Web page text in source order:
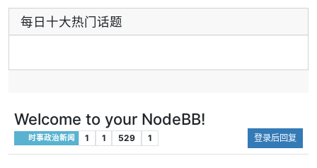
细节涉及是否附加收费。
关键结果：通行条款成最敏感议题之一。
内容总结：通行安排决定停火可执行性。
认为部分条件“不合理”，对外部设定条款保持强
内容总结：窗口仍在，但共识不足。
4）乌克兰先核实俄方短暂停火提议：路透称乌
方将先向美方团队核对方案细节，再决定是否接
受。
3｜欧洲附加
关键结果：
4｜欧洲附加
内容总结：
5｜洲际附加
赛果：1-0（
每日十大热门话题
Welcome to your NodeBB!
时事政治新闻 1 1 529 1 登录后回复